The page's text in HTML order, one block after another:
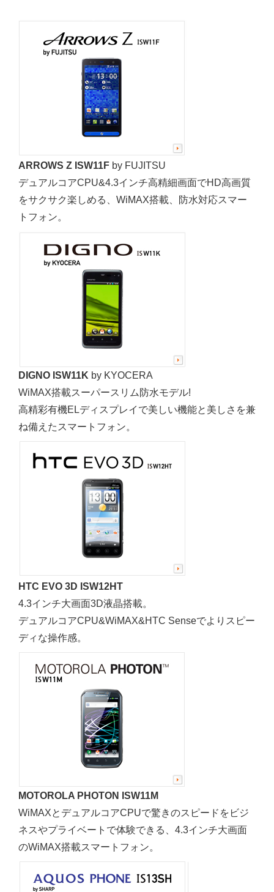
ARROWS Z ISW11F by FUJITSU
デュアルコアCPU&4.3インチ高精細画面でHD高画質
をサクサク楽しめる、WiMAX搭載、防水対応スマー
トフォン。
DIGNO ISW11K by KYOCERA
WiMAX搭載スーパースリム防水モデル!
高精彩有機ELディスプレイで美しい機能と美しさを兼
ね備えたスマートフォン。
HTC EVO 3D ISW12HT
4.3インチ大画面3D液晶搭載。
デュアルコアCPU&WiMAX&HTC Senseでよりスピー
ディな操作感。
MOTOROLA PHOTON ISW11M
WiMAXとデュアルコアCPUで驚きのスピードをビジ
ネスやプライベートで体験できる、4.3インチ大画面
のWiMAX搭載スマートフォン。